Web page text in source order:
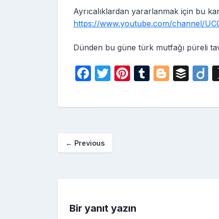
Ayrıcalıklardan yararlanmak için bu
https://www.youtube.com/channel/
Dünden bu güne türk mutfağı püreli
F
c
b
o
T
itt
Pi
er
T
m
Bl
g
B
fe o
← Previous
Bir yanıt yazın